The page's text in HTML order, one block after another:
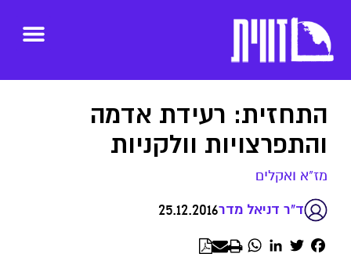
התחזית: רעידת אדמה
והתפרצויות וולקניות
מז"א ואקלים
ד"ר דניאל מדר25.12.2016
Facebook
Twitter
LinkedIn
WhatsApp